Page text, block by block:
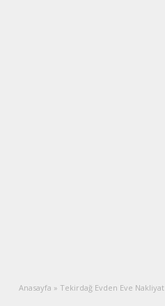
Anasayfa » Tekirdağ Evden Eve Nakliyat